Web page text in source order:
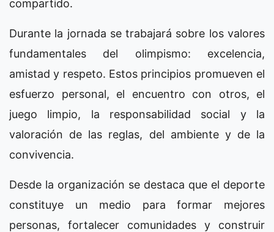
compartido.
Durante la jornada se trabajará sobre los valores
fundamentales del olimpismo: excelencia,
amistad y respeto. Estos principios promueven el
esfuerzo personal, el encuentro con otros, el
juego limpio, la responsabilidad social y la
valoración de las reglas, del ambiente y de la
convivencia.
Desde la organización se destaca que el deporte
constituye un medio para formar mejores
personas, fortalecer comunidades y construir